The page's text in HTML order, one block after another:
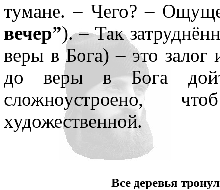
тумане. – Чего? –
вечер”). – Так
веры в Бога) – это
до веры в Бога
сложноустроено,
художественной.
Все деревья